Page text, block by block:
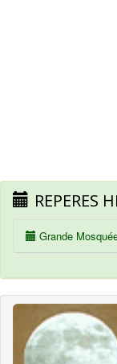
REPERES
Grande